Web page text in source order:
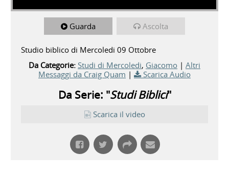
Guarda Ascolta
Studio biblico di Mercoledi 09 Ottobre
Da Categorie: Studi di Mercoledi, Giacomo | Altri
Messaggi da Craig Quam | Scarica Audio
Da Serie: "Studi Biblici"
Scarica il video